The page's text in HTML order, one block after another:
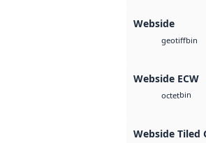
Webside
geotiffbin
Webside ECW
octetbin
Webside Tiled